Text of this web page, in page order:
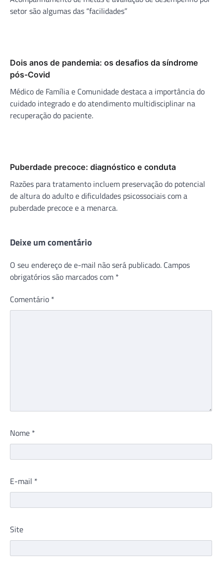
setor são algumas das “facilidades”
Dois anos de pandemia: os desafios da síndrome
pós-Covid
Médico de Família e Comunidade destaca a importância do
cuidado integrado e do atendimento multidisciplinar na
recuperação do paciente.
Puberdade precoce: diagnóstico e conduta
Razões para tratamento incluem preservação do potencial
de altura do adulto e dificuldades psicossociais com a
puberdade precoce e a menarca.
Deixe um comentário
O seu endereço de e-mail não será publicado. Campos
obrigatórios são marcados com *
Comentário *
Nome *
E-mail *
Site